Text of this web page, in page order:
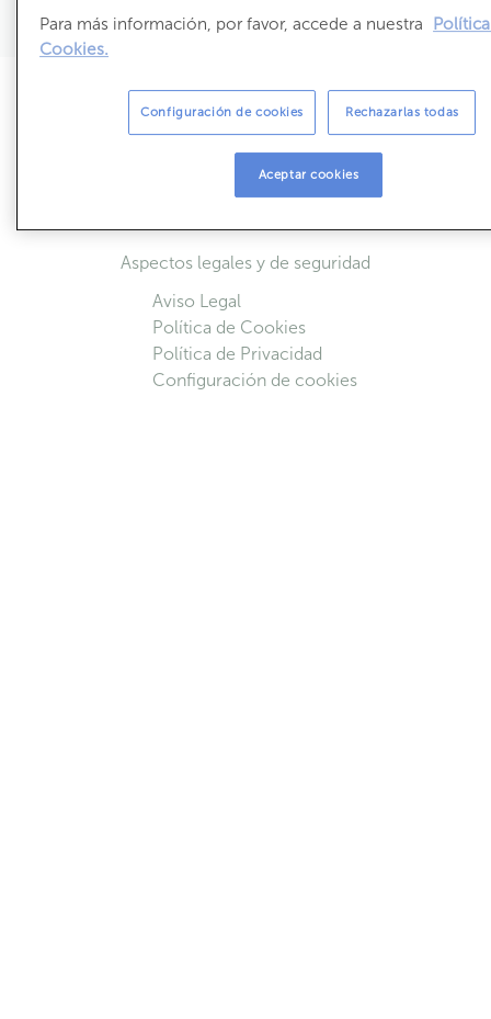
Sobre ABANCA Inmuebles
Simulador de cuotas
Acceso colaboradores
Quiénes Somos
Aspectos legales y de seguridad
Aviso Legal
Política de Cookies
Política de Privacidad
Configuración de cookies
Para más información, por favor, accede a nuestra
Cookies.
Configuración de cookies
Aceptar cookies
Rechazarlas todas